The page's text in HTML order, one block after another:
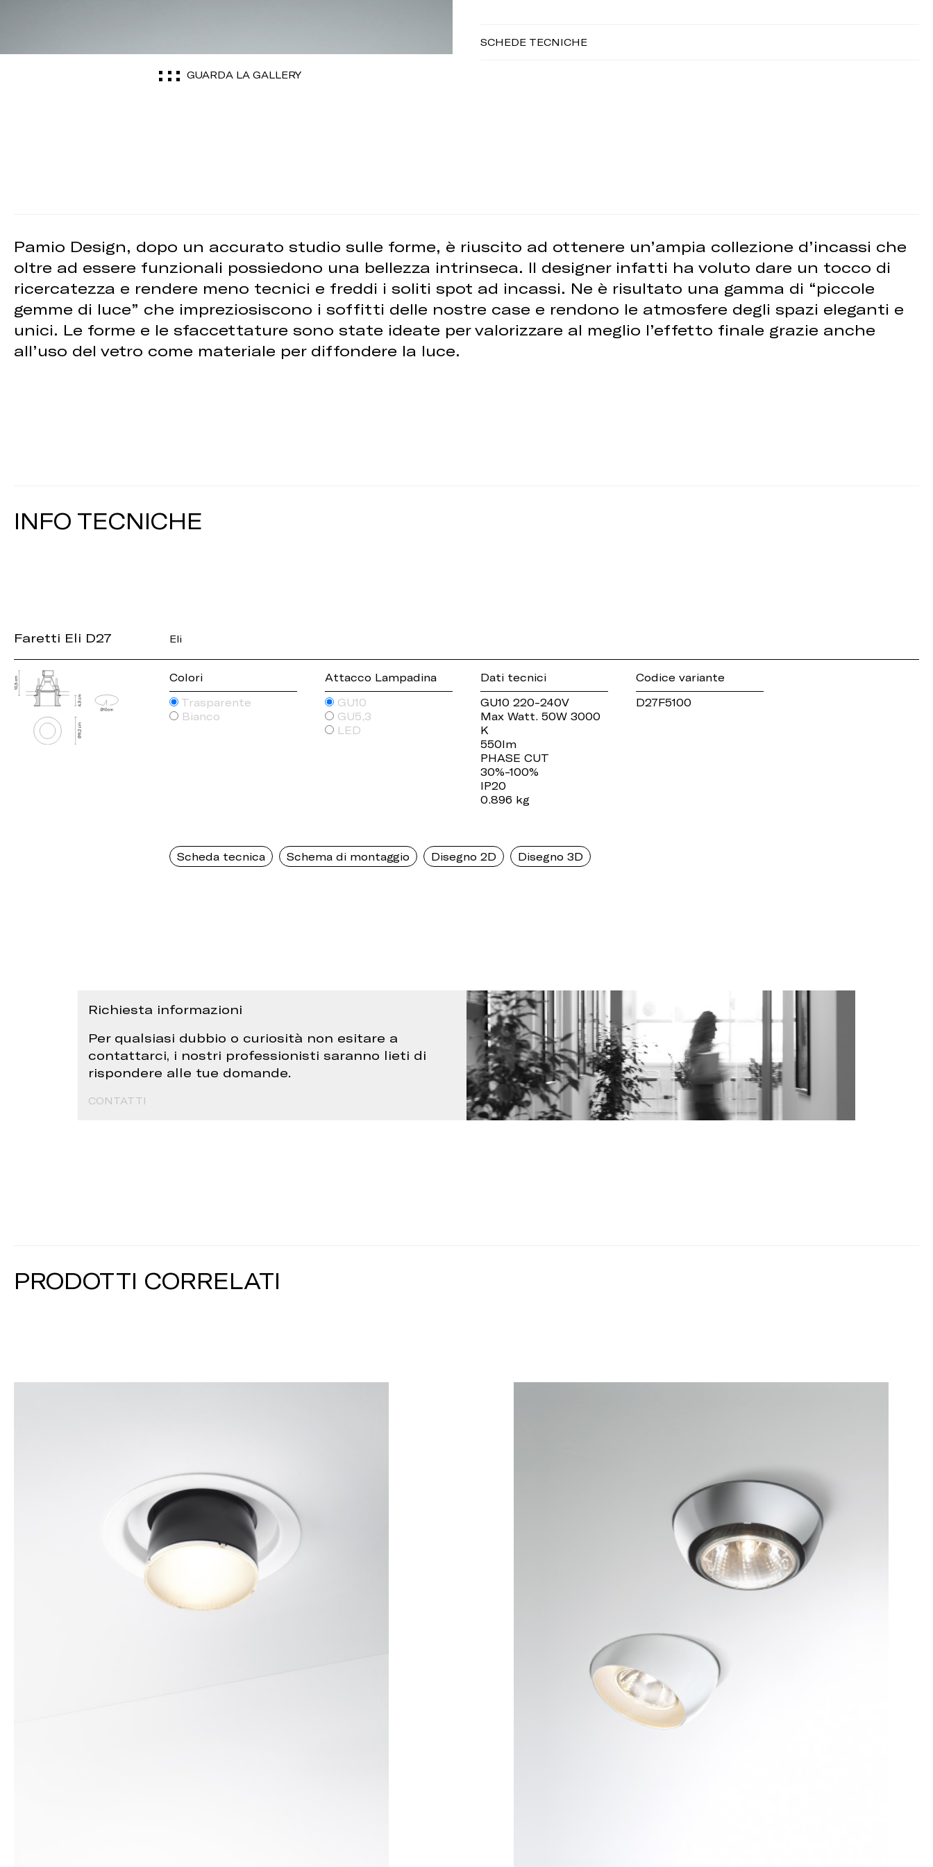
GUARDA LA GALLERY
SCHEDE TECNICHE
Pamio Design, dopo un accurato studio sulle forme, è riuscito ad ottenere un’ampia collezione d’incassi che
oltre ad essere funzionali possiedono una bellezza intrinseca. Il designer infatti ha voluto dare un tocco di
ricercatezza e rendere meno tecnici e freddi i soliti spot ad incassi. Ne è risultato una gamma di “piccole
gemme di luce” che impreziosiscono i soffitti delle nostre case e rendono le atmosfere degli spazi eleganti e
unici. Le forme e le sfaccettature sono state ideate per valorizzare al meglio l’effetto finale grazie anche
all’uso del vetro come materiale per diffondere la luce.
INFO TECNICHE
Faretti Eli D27 Eli
Colori
Trasparente
Bianco
Attacco Lampadina
GU10
GU5,3
LED
Dati tecnici
GU10 220-240V
Max Watt. 50W 3000
K
550lm
PHASE CUT
30%-100%
IP20
0.896 kg
Codice variante
D27F5100
Scheda tecnica Schema di montaggio Disegno 2D Disegno 3D
Richiesta informazioni
Per qualsiasi dubbio o curiosità non esitare a
contattarci, i nostri professionisti saranno lieti di
rispondere alle tue domande.
CONTATTI
PRODOTTI CORRELATI